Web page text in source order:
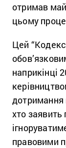
отримав
цьому
Цей
наприкінці
дотримання
хто заявить
правовими